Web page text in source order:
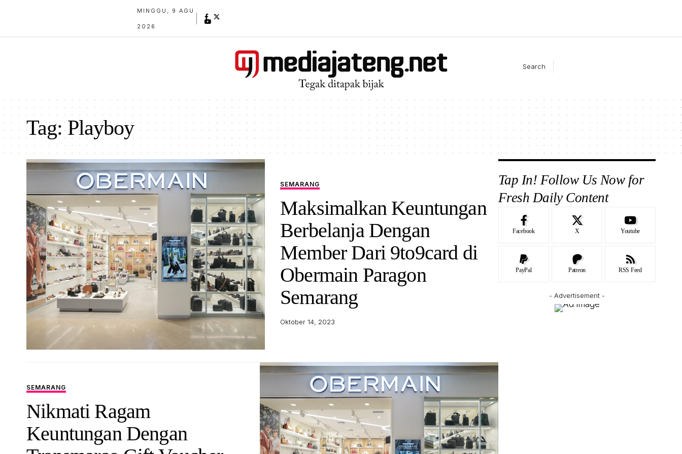
MINGGU, 9 AGU
2026
Search
Tag:Playboy
Gerain Obermain Paragon Semarang. Foto: ist
SEMARANG
Maksimalkan Keuntungan
Berbelanja Dengan
Member Dari 9to9card di
Obermain Paragon
Semarang
Oktober 14, 2023
Gerai Obermain Paragon Semarang. Foto : ist
SEMARANG
Nikmati Ragam
Keuntungan Dengan
Tap In! Follow Us Now for
Fresh Daily Content
Facebook X Youtube
PayPal Patreon RSS Feed
- Advertisement -